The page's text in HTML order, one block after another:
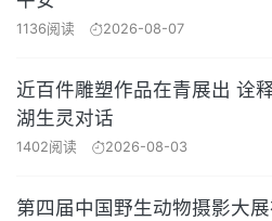
1136阅读 2026-08-07
近百件雕塑作品在青展出 诠
湖生灵对话
1402阅读 2026-08-03
第四届中国野生动物摄影大